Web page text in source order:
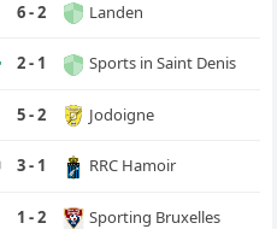
6 - 2 Landen
2 - 1 Sports in Saint Denis
5 - 2 Jodoigne
3 - 1 RRC Hamoir
1 - 2 Sporting Bruxelles